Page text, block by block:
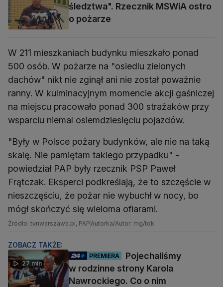
śledztwa". Rzecznik MSWiA ostro
o pożarze
W 211 mieszkaniach budynku mieszkało ponad
500 osób. W pożarze na "osiedlu zielonych
dachów" nikt nie zginął ani nie został poważnie
ranny. W kulminacyjnym momencie akcji gaśniczej
na miejscu pracowało ponad 300 strażaków przy
wsparciu niemal osiemdziesięciu pojazdów.
"Były w Polsce pożary budynków, ale nie na taką
skalę. Nie pamiętam takiego przypadku" -
powiedział PAP były rzecznik PSP Paweł
Frątczak. Eksperci podkreślają, że to szczęście w
nieszczęściu, że pożar nie wybuchł w nocy, bo
mógł skończyć się wieloma ofiarami.
Źródło: tvnwarszawa.pl, PAPAutorka/Autor: mg/tok
ZOBACZ TAKŻE:
27 min
PREMIERA
Pojechaliśmy
w rodzinne strony Karola
Nawrockiego. Co o nim